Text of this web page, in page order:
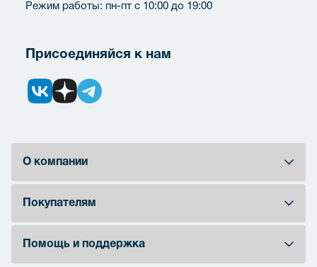
Режим работы: пн-пт с 10:00 до 19:00
Присоединяйся к нам
О компании
Покупателям
Помощь и поддержка